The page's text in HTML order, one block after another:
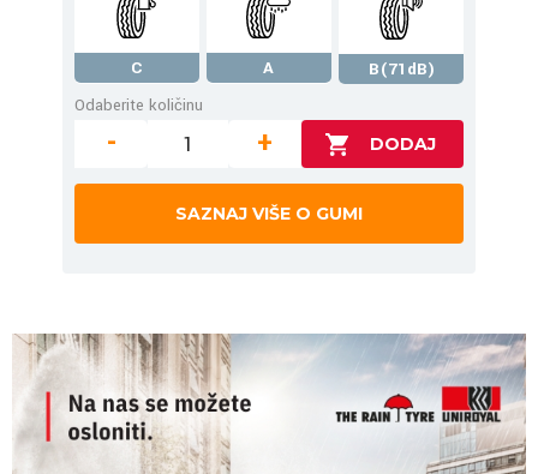
C A
B(71dB)
Odaberite količinu
- +
SAZNAJ VIŠE O GUMI